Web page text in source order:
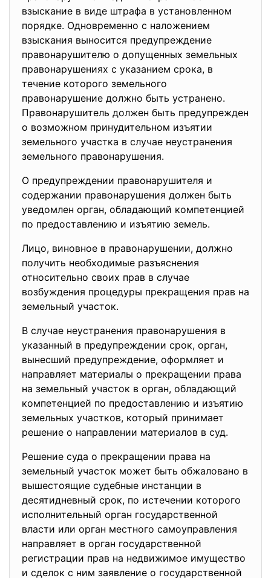
взыскание в виде штрафа в установленном
порядке. Одновременно с наложением
взыскания выносится предупреждение
правонарушителю о допущенных земельных
правонарушениях с указанием срока, в
течение которого земельного
правонарушение должно быть устранено.
Правонарушитель должен быть предупрежден
о возможном принудительном изъятии
земельного участка в случае неустранения
земельного правонарушения.
О предупреждении правонарушителя и
содержании правонарушения должен быть
уведомлен орган, обладающий компетенцией
по предоставлению и изъятию земель.
Лицо, виновное в правонарушении, должно
получить необходимые разъяснения
относительно своих прав в случае
возбуждения процедуры прекращения прав на
земельный участок.
В случае неустранения правонарушения в
указанный в предупреждении срок, орган,
вынесший предупреждение, оформляет и
направляет материалы о прекращении права
на земельный участок в орган, обладающий
компетенцией по предоставлению и изъятию
земельных участков, который принимает
решение о направлении материалов в суд.
Решение суда о прекращении права на
земельный участок может быть обжаловано в
вышестоящие судебные инстанции в
десятидневный срок, по истечении которого
исполнительный орган государственной
власти или орган местного самоуправления
направляет в орган государственной
регистрации прав на недвижимое имущество
и сделок с ним заявление о государственной